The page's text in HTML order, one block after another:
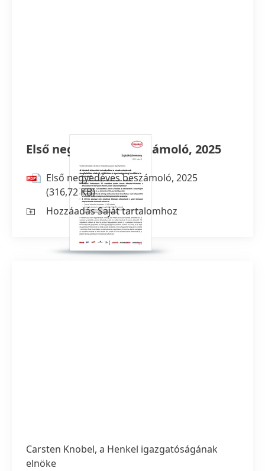
Első negyedéves beszámoló, 2025
Első negyedéves beszámoló, 2025
(316,72 KB)
Hozzáadás Saját tartalomhoz
Carsten Knobel, a Henkel igazgatóságának
elnöke